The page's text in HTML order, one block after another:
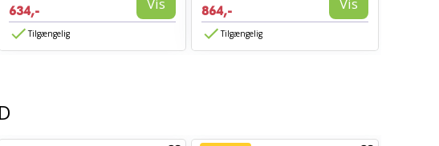
634,-
Tilgængelig
864,-
Tilgængelig